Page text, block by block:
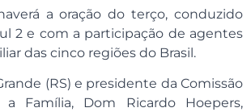
a oração do terço, conduzido
2 e com a participação de agentes
das cinco regiões do Brasil.
(RS) e presidente da Comissão
Família, Dom Ricardo Hoepers,